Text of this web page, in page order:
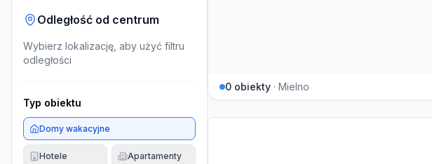
Odległość od centrum
Wybierz lokalizację, aby użyć filtru
odległości
Typ obiektu
Domy wakacyjne
Hotele Apartamenty
0 obiekty · Mielno